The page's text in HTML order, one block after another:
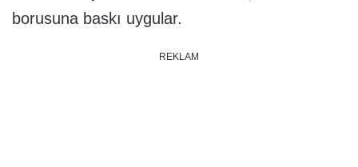
borusuna baskı uygular.
REKLAM